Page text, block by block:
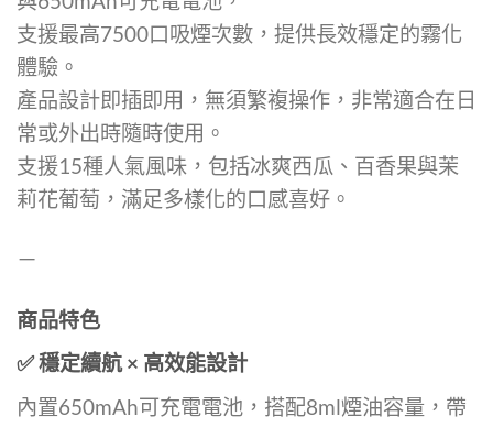
支援最高7500口吸煙次數，提供長效穩定的霧化
體驗。
產品設計即插即用，無須繁複操作，非常適合在日
常或外出時隨時使用。
支援15種人氣風味，包括冰爽西瓜、百香果與茉
莉花葡萄，滿足多樣化的口感喜好。
－
商品特色
✅ 穩定續航 × 高效能設計
內置650mAh可充電電池，搭配8ml煙油容量，帶